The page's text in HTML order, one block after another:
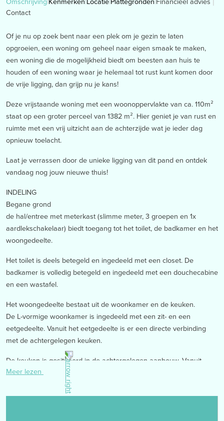
Contact
Of je nu op zoek bent naar een plek om je gezin te laten
opgroeien, een woning om geheel naar eigen smaak te maken,
een woning die de mogelijkheid biedt om beesten aan huis te
houden of een woning waar je helemaal tot rust kunt komen door
de vrije ligging, dan grijp nu je kans!
Deze vrijstaande woning met een woonoppervlakte van ca. 110m²
staat op een groter perceel van 1382 m². Hier geniet je van rust en
ruimte met een vrij uitzicht aan de achterzijde wat je ieder dag
opnieuw toelacht.
Laat je verrassen door de unieke ligging van dit pand en ontdek
vandaag nog jouw nieuwe thuis!
INDELING
Begane grond
de hal/entree met meterkast (slimme meter, 3 groepen en 1x
aardlekschakelaar) biedt toegang tot het toilet, de badkamer en het
woongedeelte.
Het toilet is deels betegeld en ingedeeld met een closet. De
badkamer is volledig betegeld en ingedeeld met een douchecabine
en een wastafel.
Het woongedeelte bestaat uit de woonkamer en de keuken.
De L-vormige woonkamer is ingedeeld met een zit- en een
eetgedeelte. Vanuit het eetgedeelte is er een directe verbinding
met de achtergelegen keuken.
De keuken is gesitueerd in de achtergelegen aanbouw. Vanuit
deze ruimte is het genieten geblazen met het uitzicht over de
achtergelegen tuin. De keukeninstallatie is eenvoudig te noemen
en uitgerust met 4-pits gaskookplaat.
Meer lezen